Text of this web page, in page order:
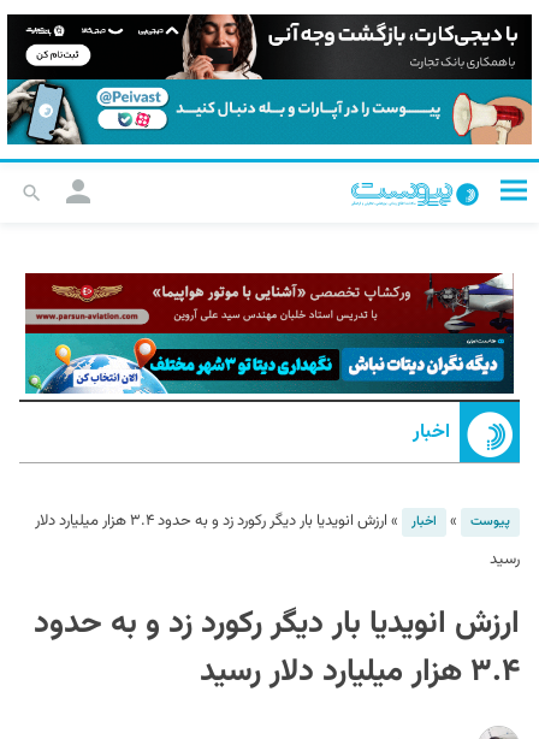
اخبار
پیوست » اخبار »
ارزش انویدیا بار دیگر رکورد زد و به حدود ۳.۴ هزار میلیارد دلار
رسید
ارزش انویدیا بار دیگر رکورد زد و به حدود
۳.۴ هزار میلیارد دلار رسید